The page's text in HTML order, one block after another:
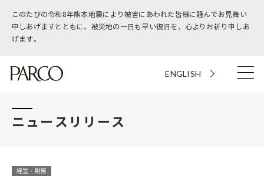
このたびの令和8年熊本地震により被害にあわれた皆様に謹んでお見舞い
申しあげますとともに、被災地の一日も早い復旧を、心よりお祈り申しあ
げます。
ENGLISH
ニュースリリース
経営・財務